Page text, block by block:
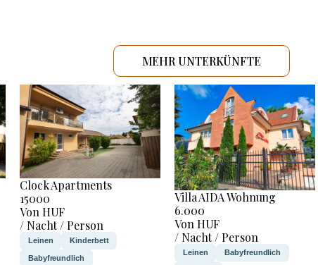
MEHR UNTERKÜNFTE
Clock Apartments
15000
Von HUF
/ Nacht / Person
Leinen Kinderbett
Babyfreundlich
Villa AIDA Wohnung
6.000
Von HUF
/ Nacht / Person
Leinen Babyfreundlich